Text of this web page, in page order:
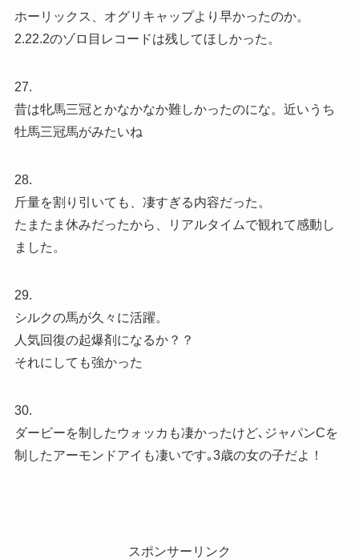
ホーリックス、オグリキャップより早かったのか。
2.22.2のゾロ目レコードは残してほしかった。
27.
昔は牝馬三冠とかなかなか難しかったのにな。近いうち
牡馬三冠馬がみたいね
28.
斤量を割り引いても、凄すぎる内容だった。
たまたま休みだったから、リアルタイムで観れて感動し
ました。
29.
シルクの馬が久々に活躍。
人気回復の起爆剤になるか？？
それにしても強かった
30.
ダービーを制したウォッカも凄かったけど､ジャパンCを
制したアーモンドアイも凄いです｡3歳の女の子だよ！
スポンサーリンク